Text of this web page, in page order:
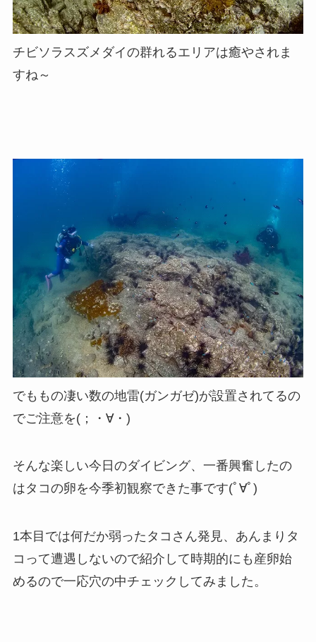
チビソラスズメダイの群れるエリアは癒やされま
すね～
でももの凄い数の地雷(ガンガゼ)が設置されてるの
でご注意を(；・∀・)
そんな楽しい今日のダイビング、一番興奮したの
はタコの卵を今季初観察できた事です(ﾟ∀ﾟ)
1本目では何だか弱ったタコさん発見、あんまりタ
コって遭遇しないので紹介して時期的にも産卵始
めるので一応穴の中チェックしてみました。